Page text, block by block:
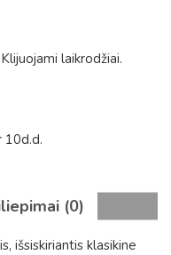
Klijuojami laikrodžiai.
10d.d.
(0)
išsiskiriantis klasikine